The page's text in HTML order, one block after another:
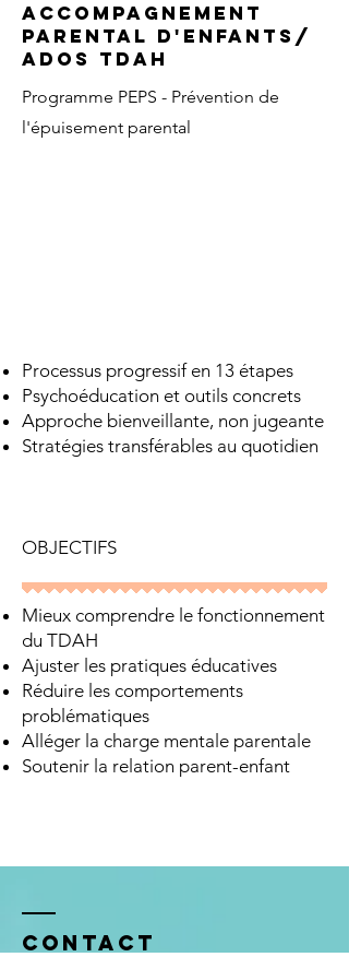
Accompagnement
parental d'enfants/
ados TDAH
Programme PEPS - Prévention de
l'épuisement parental
Processus progressif en 13 étapes
Psychoéducation et outils concrets
Approche bienveillante, non jugeante
Stratégies transférables au quotidien
OBJECTIFS
Mieux comprendre le fonctionnement
du TDAH
Ajuster les pratiques éducatives
Réduire les comportements
problématiques
Alléger la charge mentale parentale
Soutenir la relation parent-enfant
Contact